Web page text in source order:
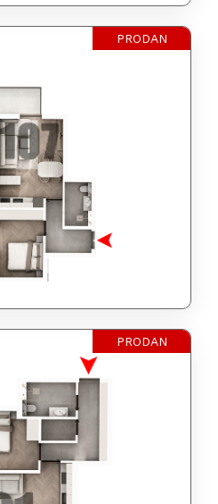
PRODAN
PRODAN